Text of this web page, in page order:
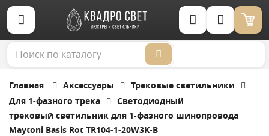
Корзина (0)
Главная Аксессуары
Трековые светильники
Для 1-фазного трека
Светодиодный
трековый светильник для 1-фазного шинопровода
Maytoni Basis Rot TR104-1-20W3K-B